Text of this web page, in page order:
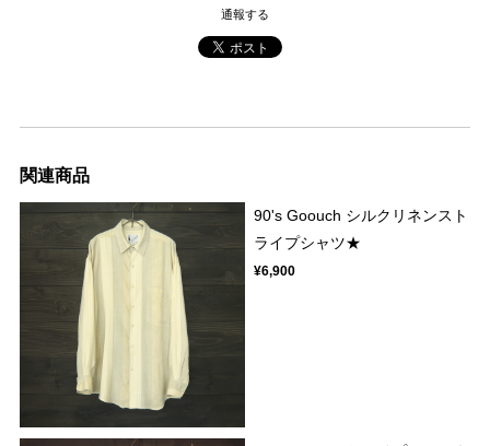
通報する
関連商品
90's Goouch シルクリネンスト
ライプシャツ★
¥6,900